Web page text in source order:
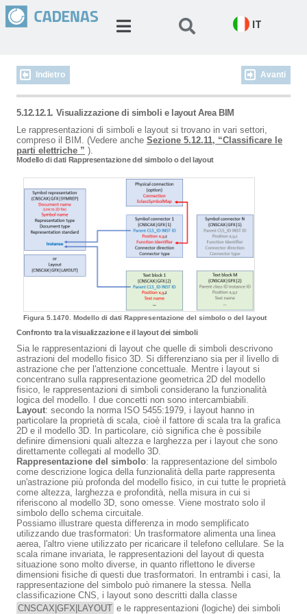
IT
Indietro Avanti
5.12.12.1. Visualizzazione di simboli e layout Area BIM
Le rappresentazioni di simboli e layout si trovano in vari settori,
compreso il BIM. (Vedere anche Sezione 5.12.11, “Classificare le
parti elettriche ” ).
Modello di dati Rappresentazione del simbolo o del layout
Figura 5.1470. Modello di dati Rappresentazione del simbolo o del layout
Confronto tra la visualizzazione e il layout dei simboli
Sia le rappresentazioni di layout che quelle di simboli descrivono
astrazioni del modello fisico 3D. Si differenziano sia per il livello di
astrazione che per l'attenzione concettuale. Mentre i layout si
concentrano sulla rappresentazione geometrica 2D del modello
fisico, le rappresentazioni di simboli considerano la funzionalità
logica del modello. I due concetti non sono intercambiabili.
Layout: secondo la norma ISO 5455:1979, i layout hanno in
particolare la proprietà di scala, cioè il fattore di scala tra la grafica
2D e il modello 3D. In particolare, ciò significa che è possibile
definire dimensioni quali altezza e larghezza per i layout che sono
direttamente collegati al modello 3D.
Rappresentazione del simbolo: la rappresentazione del simbolo
come descrizione logica della funzionalità della parte rappresenta
un'astrazione più profonda del modello fisico, in cui tutte le proprietà
come altezza, larghezza e profondità, nella misura in cui si
riferiscono al modello 3D, sono omesse. Viene mostrato solo il
simbolo dello schema circuitale.
Possiamo illustrare questa differenza in modo semplificato
utilizzando due trasformatori: Un trasformatore alimenta una linea
aerea, l'altro viene utilizzato per ricaricare il telefono cellulare. Se la
scala rimane invariata, le rappresentazioni del layout di questa
situazione sono molto diverse, in quanto riflettono le diverse
dimensioni fisiche di questi due trasformatori. In entrambi i casi, la
rappresentazione del simbolo può rimanere la stessa. Nella
classificazione CNS, i layout sono descritti dalla classe
CNSCAX|GFX|LAYOUT e le rappresentazioni (logiche) dei simboli